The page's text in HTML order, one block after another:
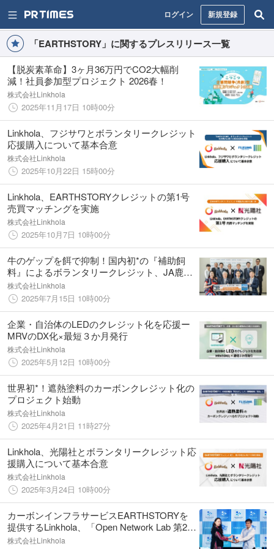
ログイン 新規登録
「EARTHSTORY」に関するプレスリリース一覧
【脱炭素革命】3ヶ月36万円でCO2大幅削
減！社員参加型プロジェクト 2026春！
株式会社Linkhola
2025年11月17日 10時00分
Linkhola、フジサワとボランタリークレジット
応援購入について基本合意
株式会社Linkhola
2025年10月22日 15時00分
Linkhola、EARTHSTORYクレジットの第1号
売買マッチングを実施
株式会社Linkhola
2025年10月7日 10時00分
牛のゲップを餌で抑制！国内初*の『補助飼
料』によるボランタリークレジット、JA鹿児
島県経済連とEARTHSTORYが発行
株式会社Linkhola
2025年7月15日 10時00分
企業・自治体のLEDのクレジット化を応援ー
MRVのDX化×最短３か月発行
株式会社Linkhola
2025年5月12日 10時00分
世界初*！遮熱塗料のカーボンクレジット化の
プロジェクト始動
株式会社Linkhola
2025年4月21日 11時27分
Linkhola、光陽社とボランタリークレジット応
援購入について基本合意
株式会社Linkhola
2025年3月24日 10時00分
カーボンインフラサービスEARTHSTORYを
提供するLinkhola、「Open Network Lab 第27
期 Demo Day」で特別賞「Special Award」受
株式会社Linkhola